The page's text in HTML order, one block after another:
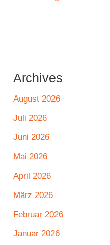
Archives
August 2026
Juli 2026
Juni 2026
Mai 2026
April 2026
März 2026
Februar 2026
Januar 2026